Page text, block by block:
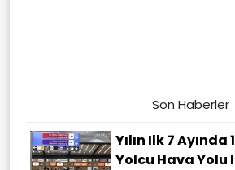
Son Haberler
Yılın Ilk 7
Yolcu Hava Yolu